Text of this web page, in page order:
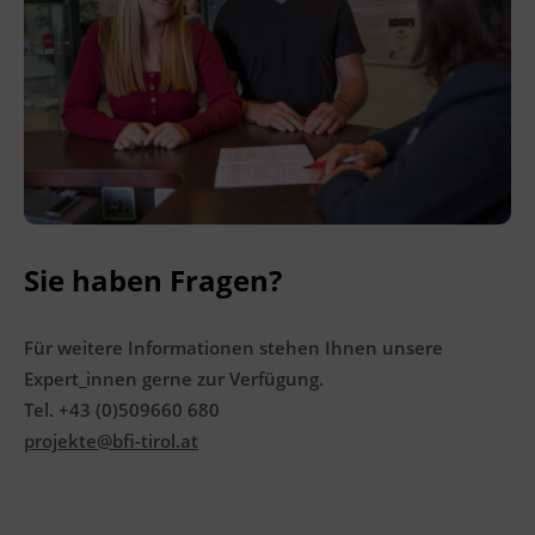
Kursformat
Präsenzunterricht
Leitung
Fachtrainer_in
Abschluss
Abschlussinformation
Sie erhalten ein Pflichtschulabschlusszeugnis.
Sie haben Fragen?
Für weitere Informationen stehen Ihnen unsere
Expert_innen gerne zur Verfügung.
Tel. +43 (0)509660 680
projekte@bfi-tirol.at